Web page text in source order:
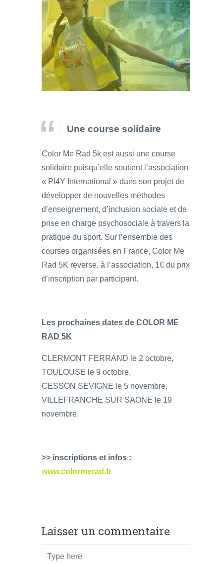
Une course solidaire
Color Me Rad 5k est aussi une course
solidaire puisqu’elle soutient l’association
« Pl4Y International » dans son projet de
développer de nouvelles méthodes
d’enseignement, d’inclusion sociale et de
prise en charge psychosociale à travers la
pratique du sport. Sur l’ensemble des
courses organisées en France, Color Me
Rad 5K reverse, à l’association, 1€ du prix
d’inscription par participant.
Les prochaines dates de COLOR ME
RAD 5K
CLERMONT FERRAND le 2 octobre,
TOULOUSE le 9 octobre,
CESSON SEVIGNE le 5 novembre,
VILLEFRANCHE SUR SAONE le 19
novembre.
>> inscriptions et infos :
www.colormerad.fr
Laisser un commentaire